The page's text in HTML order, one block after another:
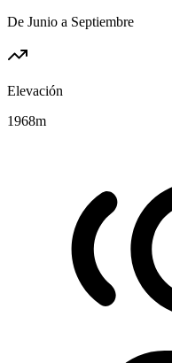
De Junio a Septiembre
Elevación
1968m